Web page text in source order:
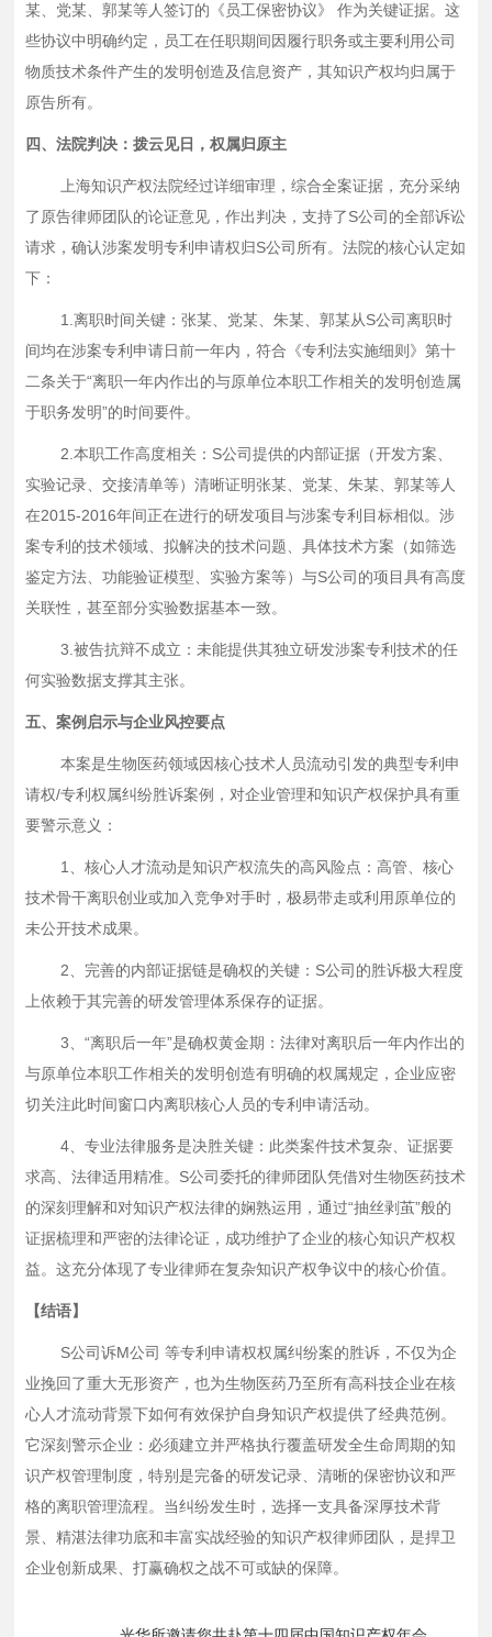
某、党某、郭某等人签订的《员工保密协议》 作为关键证据。这
些协议中明确约定，员工在任职期间因履行职务或主要利用公司
物质技术条件产生的发明创造及信息资产，其知识产权均归属于
原告所有。
四、法院判决：拨云见日，权属归原主
上海知识产权法院经过详细审理，综合全案证据，充分采纳
了原告律师团队的论证意见，作出判决，支持了S公司的全部诉讼
请求，确认涉案发明专利申请权归S公司所有。法院的核心认定如
下：
1.离职时间关键：张某、党某、朱某、郭某从S公司离职时
间均在涉案专利申请日前一年内，符合《专利法实施细则》第十
二条关于“离职一年内作出的与原单位本职工作相关的发明创造属
于职务发明”的时间要件。
2.本职工作高度相关：S公司提供的内部证据（开发方案、
实验记录、交接清单等）清晰证明张某、党某、朱某、郭某等人
在2015-2016年间正在进行的研发项目与涉案专利目标相似。涉
案专利的技术领域、拟解决的技术问题、具体技术方案（如筛选
鉴定方法、功能验证模型、实验方案等）与S公司的项目具有高度
关联性，甚至部分实验数据基本一致。
3.被告抗辩不成立：未能提供其独立研发涉案专利技术的任
何实验数据支撑其主张。
五、案例启示与企业风控要点
本案是生物医药领域因核心技术人员流动引发的典型专利申
请权/专利权属纠纷胜诉案例，对企业管理和知识产权保护具有重
要警示意义：
1、核心人才流动是知识产权流失的高风险点：高管、核心
技术骨干离职创业或加入竞争对手时，极易带走或利用原单位的
未公开技术成果。
2、完善的内部证据链是确权的关键：S公司的胜诉极大程度
上依赖于其完善的研发管理体系保存的证据。
3、“离职后一年”是确权黄金期：法律对离职后一年内作出的
与原单位本职工作相关的发明创造有明确的权属规定，企业应密
切关注此时间窗口内离职核心人员的专利申请活动。
4、专业法律服务是决胜关键：此类案件技术复杂、证据要
求高、法律适用精准。S公司委托的律师团队凭借对生物医药技术
的深刻理解和对知识产权法律的娴熟运用，通过“抽丝剥茧”般的
证据梳理和严密的法律论证，成功维护了企业的核心知识产权权
益。这充分体现了专业律师在复杂知识产权争议中的核心价值。
【结语】
S公司诉M公司 等专利申请权权属纠纷案的胜诉，不仅为企
业挽回了重大无形资产，也为生物医药乃至所有高科技企业在核
心人才流动背景下如何有效保护自身知识产权提供了经典范例。
它深刻警示企业：必须建立并严格执行覆盖研发全生命周期的知
识产权管理制度，特别是完备的研发记录、清晰的保密协议和严
格的离职管理流程。当纠纷发生时，选择一支具备深厚技术背
景、精湛法律功底和丰富实战经验的知识产权律师团队，是捍卫
企业创新成果、打赢确权之战不可或缺的保障。